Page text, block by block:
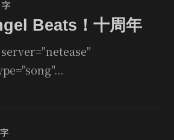
字
Beats！十周年